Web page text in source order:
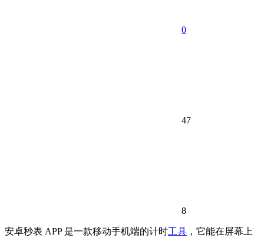
0
47
8
安卓秒表 APP 是一款移动手机端的计时工具 ，它能在屏幕上